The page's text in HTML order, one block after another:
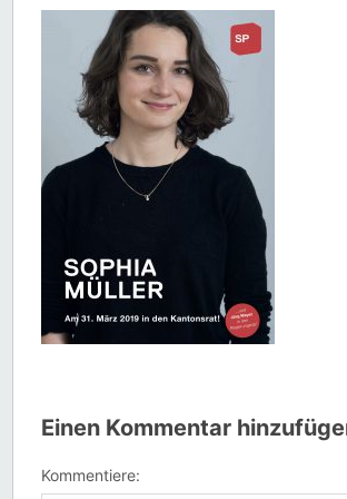
Einen Kommentar
Kommentiere: